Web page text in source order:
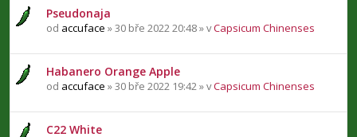
Pseudonaja
od accuface » 30 bře 2022 20:48 » vCapsicum Chinenses
Habanero Orange Apple
od accuface » 30 bře 2022 19:42 » vCapsicum Chinenses
C22 White